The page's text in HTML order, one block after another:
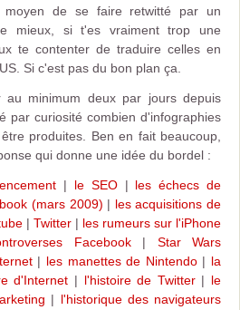
moyen de se faire retwitté par un
mieux, si t'es vraiment trop une
te contenter de traduire celles en
Si c'est pas du bon plan ça.
minimum deux par jours depuis
par curiosité combien d'infographies
produites. Ben en fait beaucoup,
qui donne une idée du bordel :
| le SEO| les échecs de
(mars 2009) | les acquisitions de
| Twitter | les rumeurs sur l'iPhone
Facebook| Star Wars
| les manettes de Nintendo| la
d'Internet | l'histoire de Twitter| le
| l'historique des navigateurs